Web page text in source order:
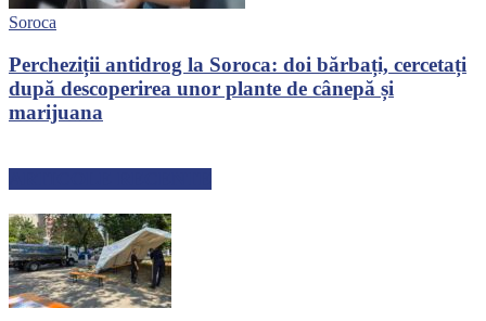
Soroca
Percheziții antidrog la Soroca: doi bărbați, cercetați
după descoperirea unor plante de cânepă și
marijuana